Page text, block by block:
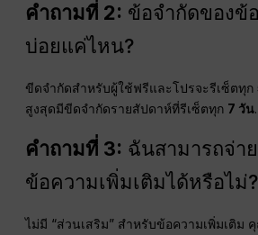
คำถามที่ 2: ข้อจำกัดของข้
บ่อยแค่ไหน?
ขีดจำกัดสำหรับผู้ใช้ฟรีและโปรจะรีเซ็ตทุก
สูงสุดมีขีดจำกัดรายสัปดาห์ที่รีเซ็ตทุก 7 วัน.
คำถามที่ 3: ฉันสามารถจ่าย
ข้อความเพิ่มเติมได้หรือไม่?
ไม่มี “ส่วนเสริม” สำหรับข้อความเพิ่มเติม